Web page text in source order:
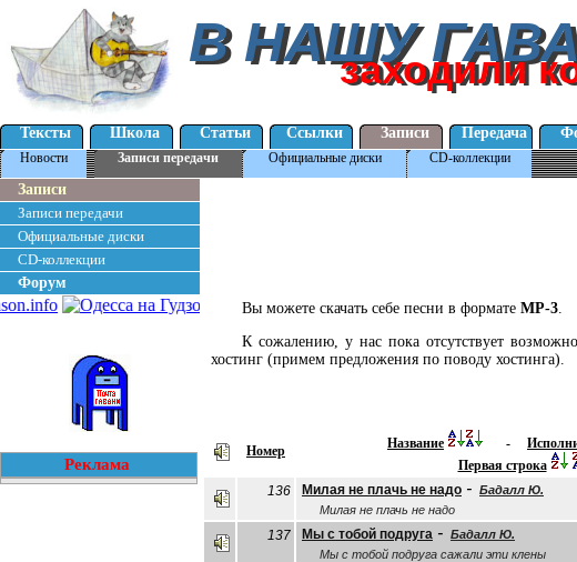
В НАШУ
В НАШУзаходили
заходили
Тексты Школа Статьи Ссылки Записи Передача
Новости Записи передачи Официальные диски CD-коллекции
Записи
Записи передачи
Официальные диски
CD-коллекции
Форум
Реклама
Вы можете скачать себе песни в формате MP-3.
К сожалению, у нас пока отсутствует
хостинг (примем предложения по поводу хостинга).
Номер Название -
Первая строка
136 Милая не плачь не надо - Бадалл Ю.
Милая не плачь не надо
137 Мы с тобой подруга - Бадалл Ю.
Мы с тобой подруга сажали эти клены